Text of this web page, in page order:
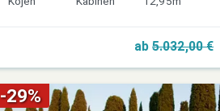
ab 5.032,00 €
-29%